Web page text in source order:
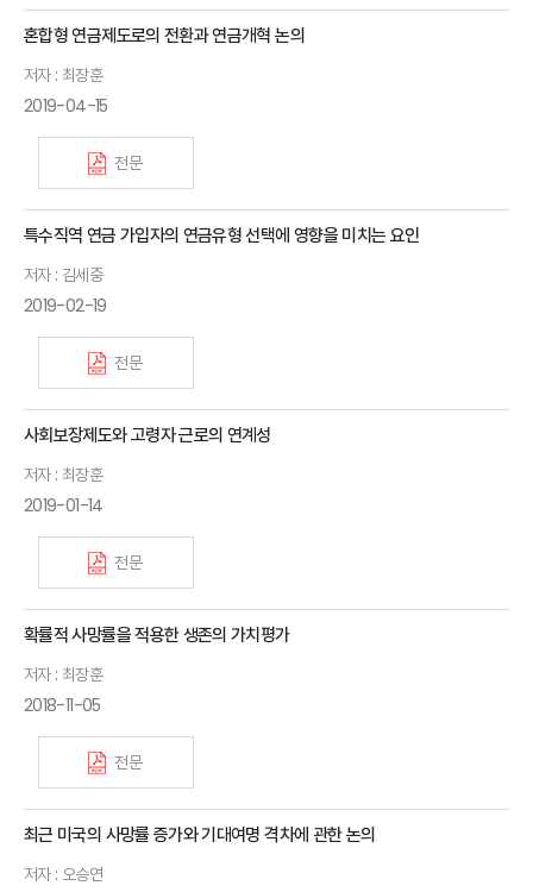
혼합형 연금제도로의 전환과 연금개혁 논의
저자 : 최장훈
2019-04-15
전문
특수직역 연금 가입자의 연금유형 선택에 영향을 미치는 요인
저자 : 김세중
2019-02-19
전문
사회보장제도와 고령자 근로의 연계성
저자 : 최장훈
2019-01-14
전문
확률적 사망률을 적용한 생존의 가치평가
저자 : 최장훈
2018-11-05
전문
최근 미국의 사망률 증가와 기대여명 격차에 관한 논의
저자 : 오승연